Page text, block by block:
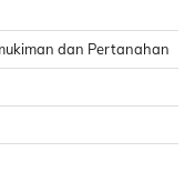
dan Pertanahan